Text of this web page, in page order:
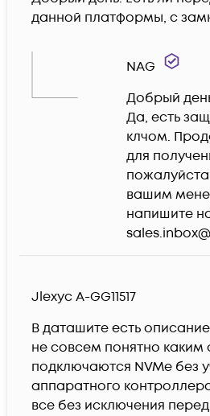
данной платформы, с
NAG
Добрый
Да, есть
клчом.
для
вашим
напишите
Jlexyc A-GG11517
В даташите есть
не совсем понятно
подключаются NVMe без
аппаратного
все без исключения